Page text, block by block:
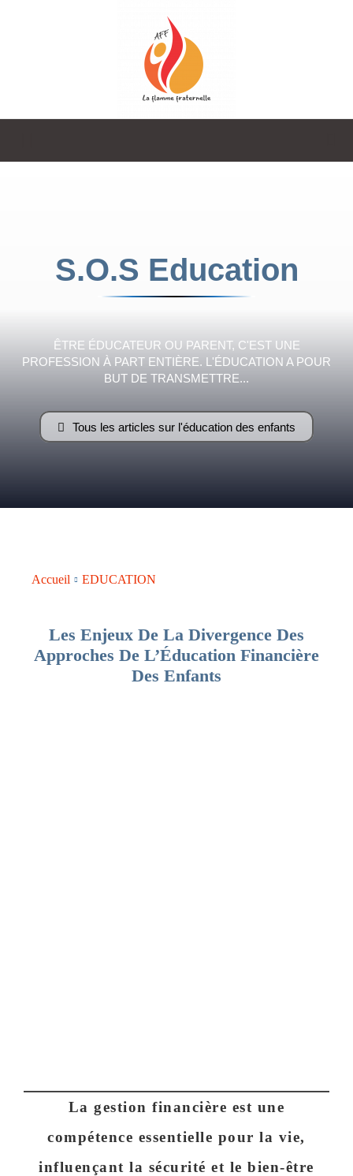
Fraternelle
–
AFF
S.O.S Education
ÊTRE ÉDUCATEUR OU PARENT, C'EST UNE
PROFESSION À PART ENTIÈRE. L'ÉDUCATION A POUR
BUT DE TRANSMETTRE...
Tous les articles sur l'éducation des enfants
Accueil EDUCATION
Les Enjeux De La Divergence Des
Approches De L’Éducation Financière
Des Enfants
La gestion financière est une
compétence essentielle pour la vie,
influençant la sécurité et le bien-être